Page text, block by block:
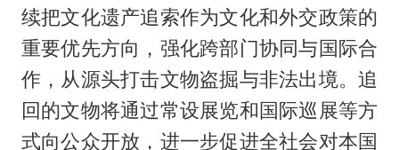
续把文化遗产追索作为文化和外交政策的
重要优先方向，强化跨部门协同与国际合
作，从源头打击文物盗掘与非法出境。追
回的文物将通过常设展览和国际巡展等方
式向公众开放，进一步促进全社会对本国